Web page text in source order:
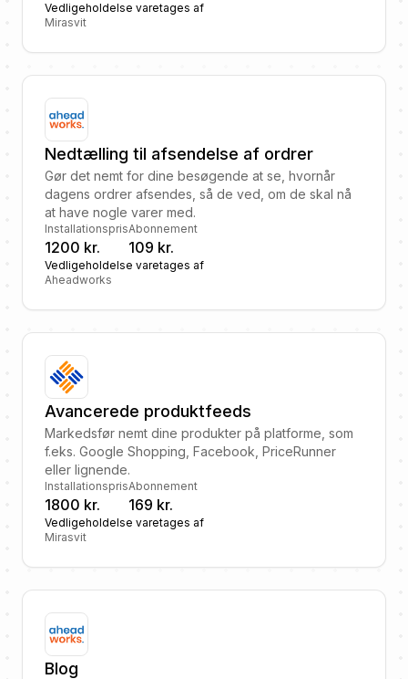
Vedligeholdelse varetages af
Mirasvit
Nedtælling til afsendelse af ordrer
Gør det nemt for dine besøgende at se, hvornår
dagens ordrer afsendes, så de ved, om de skal nå
at have nogle varer med.
Installationspris
1200 kr.
Abonnement
109 kr.
Vedligeholdelse varetages af
Aheadworks
Avancerede produktfeeds
Markedsfør nemt dine produkter på platforme, som
f.eks. Google Shopping, Facebook, PriceRunner
eller lignende.
Installationspris
1800 kr.
Abonnement
169 kr.
Vedligeholdelse varetages af
Mirasvit
Blog